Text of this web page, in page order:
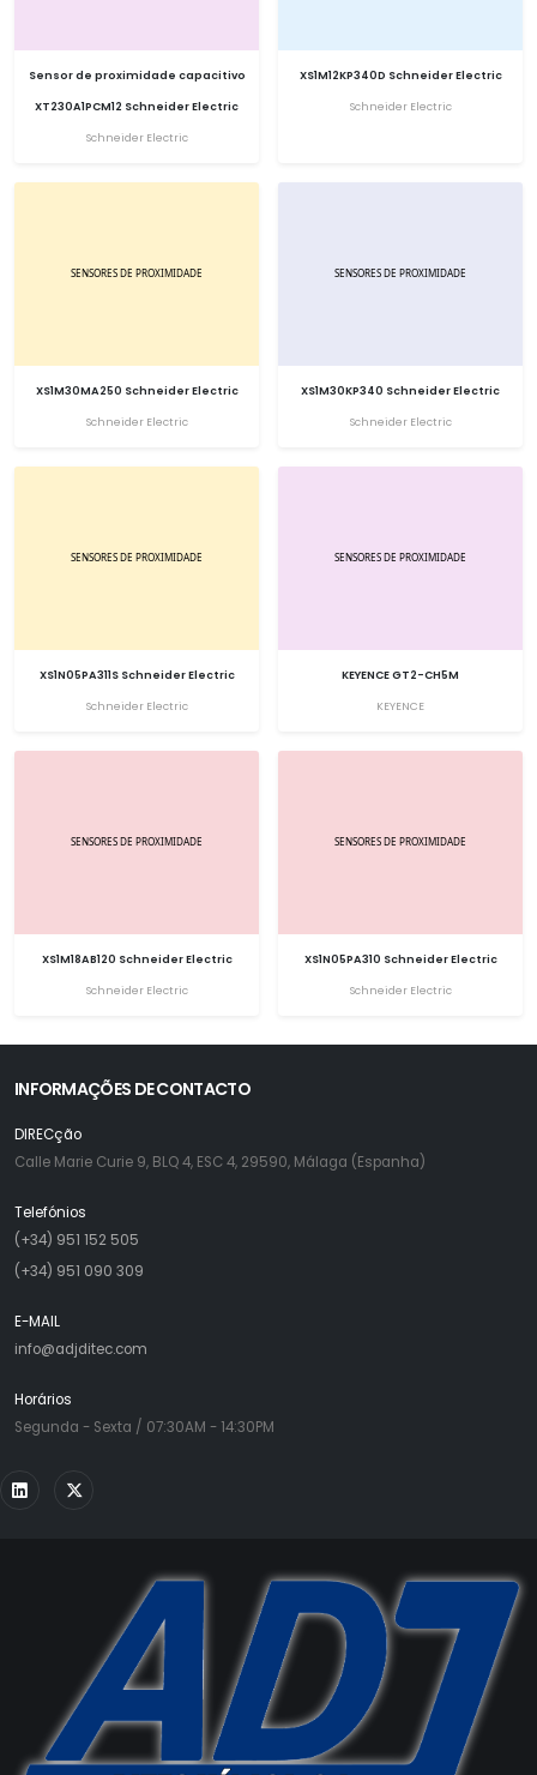
Sensor de proximidade capacitivo
XT230A1PCM12 Schneider Electric
Schneider Electric
XS1M12KP340D Schneider Electric
Schneider Electric
XS1M30MA250 Schneider Electric
Schneider Electric
XS1M30KP340 Schneider Electric
Schneider Electric
XS1N05PA311S Schneider Electric
Schneider Electric
KEYENCE GT2-CH5M
KEYENCE
XS1M18AB120 Schneider Electric
Schneider Electric
XS1N05PA310 Schneider Electric
Schneider Electric
INFORMAÇÕES DE CONTACTO
DIRECção
Calle Marie Curie 9, BLQ 4, ESC 4, 29590, Málaga (Espanha)
Telefónios
(+34) 951 152 505
(+34) 951 090 309
E-MAIL
info@adjditec.com
Horários
Segunda - Sexta / 07:30AM - 14:30PM